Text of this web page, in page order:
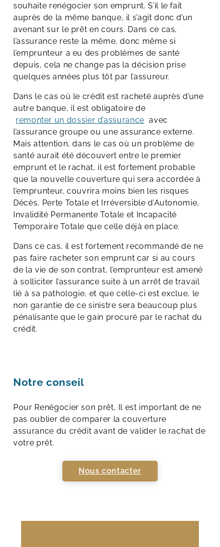
souhaite renégocier son emprunt. S’il le fait
auprès de la même banque, il s’agit donc d’un
avenant sur le prêt en cours. Dans ce cas,
l’assurance reste la même, donc même si
l’emprunteur a eu des problèmes de santé
depuis, cela ne change pas la décision prise
quelques années plus tôt par l’assureur.
Dans le cas où le crédit est racheté auprès d’une
autre banque, il est obligatoire de
remonter un dossier d’assurance avec
l’assurance groupe ou une assurance externe.
Mais attention, dans le cas où un problème de
santé aurait été découvert entre le premier
emprunt et le rachat, il est fortement probable
que la nouvelle couverture qui sera accordée à
l’emprunteur, couvrira moins bien les risques
Décès, Perte Totale et Irréversible d’Autonomie,
Invalidité Permanente Totale et Incapacité
Temporaire Totale que celle déjà en place.
Dans ce cas, il est fortement recommandé de ne
pas faire racheter son emprunt car si au cours
de la vie de son contrat, l’emprunteur est amené
à solliciter l’assurance suite à un arrêt de travail
lié à sa pathologie, et que celle-ci est exclue, le
non garantie de ce sinistre sera beaucoup plus
pénalisante que le gain procuré par le rachat du
crédit.
Notre conseil
Pour Renégocier son prêt, Il est important de ne
pas oublier de comparer la couverture
assurance du crédit avant de valider le rachat de
votre prêt.
Nous contacter